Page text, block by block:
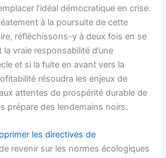
l’idéal démocratique en crise.
à la poursuite de cette
réfléchissons-y à deux fois en se
vraie responsabilité d’une
et si la fuite en avant vers la
résoudra les enjeux de
attentes de prospérité durable de
prépare des lendemains noirs.
les directives de
revenir sur les normes écologiques